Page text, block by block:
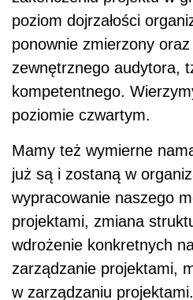
poziom dojrzałości
ponownie zmierzony
zewnętrznego audytora,
kompetentnego.
poziomie czwartym.
Mamy też wymierne
już są i zostaną w
wypracowanie naszego
projektami, zmiana
wdrożenie konkretnych
zarządzanie projektami,
w zarządzaniu